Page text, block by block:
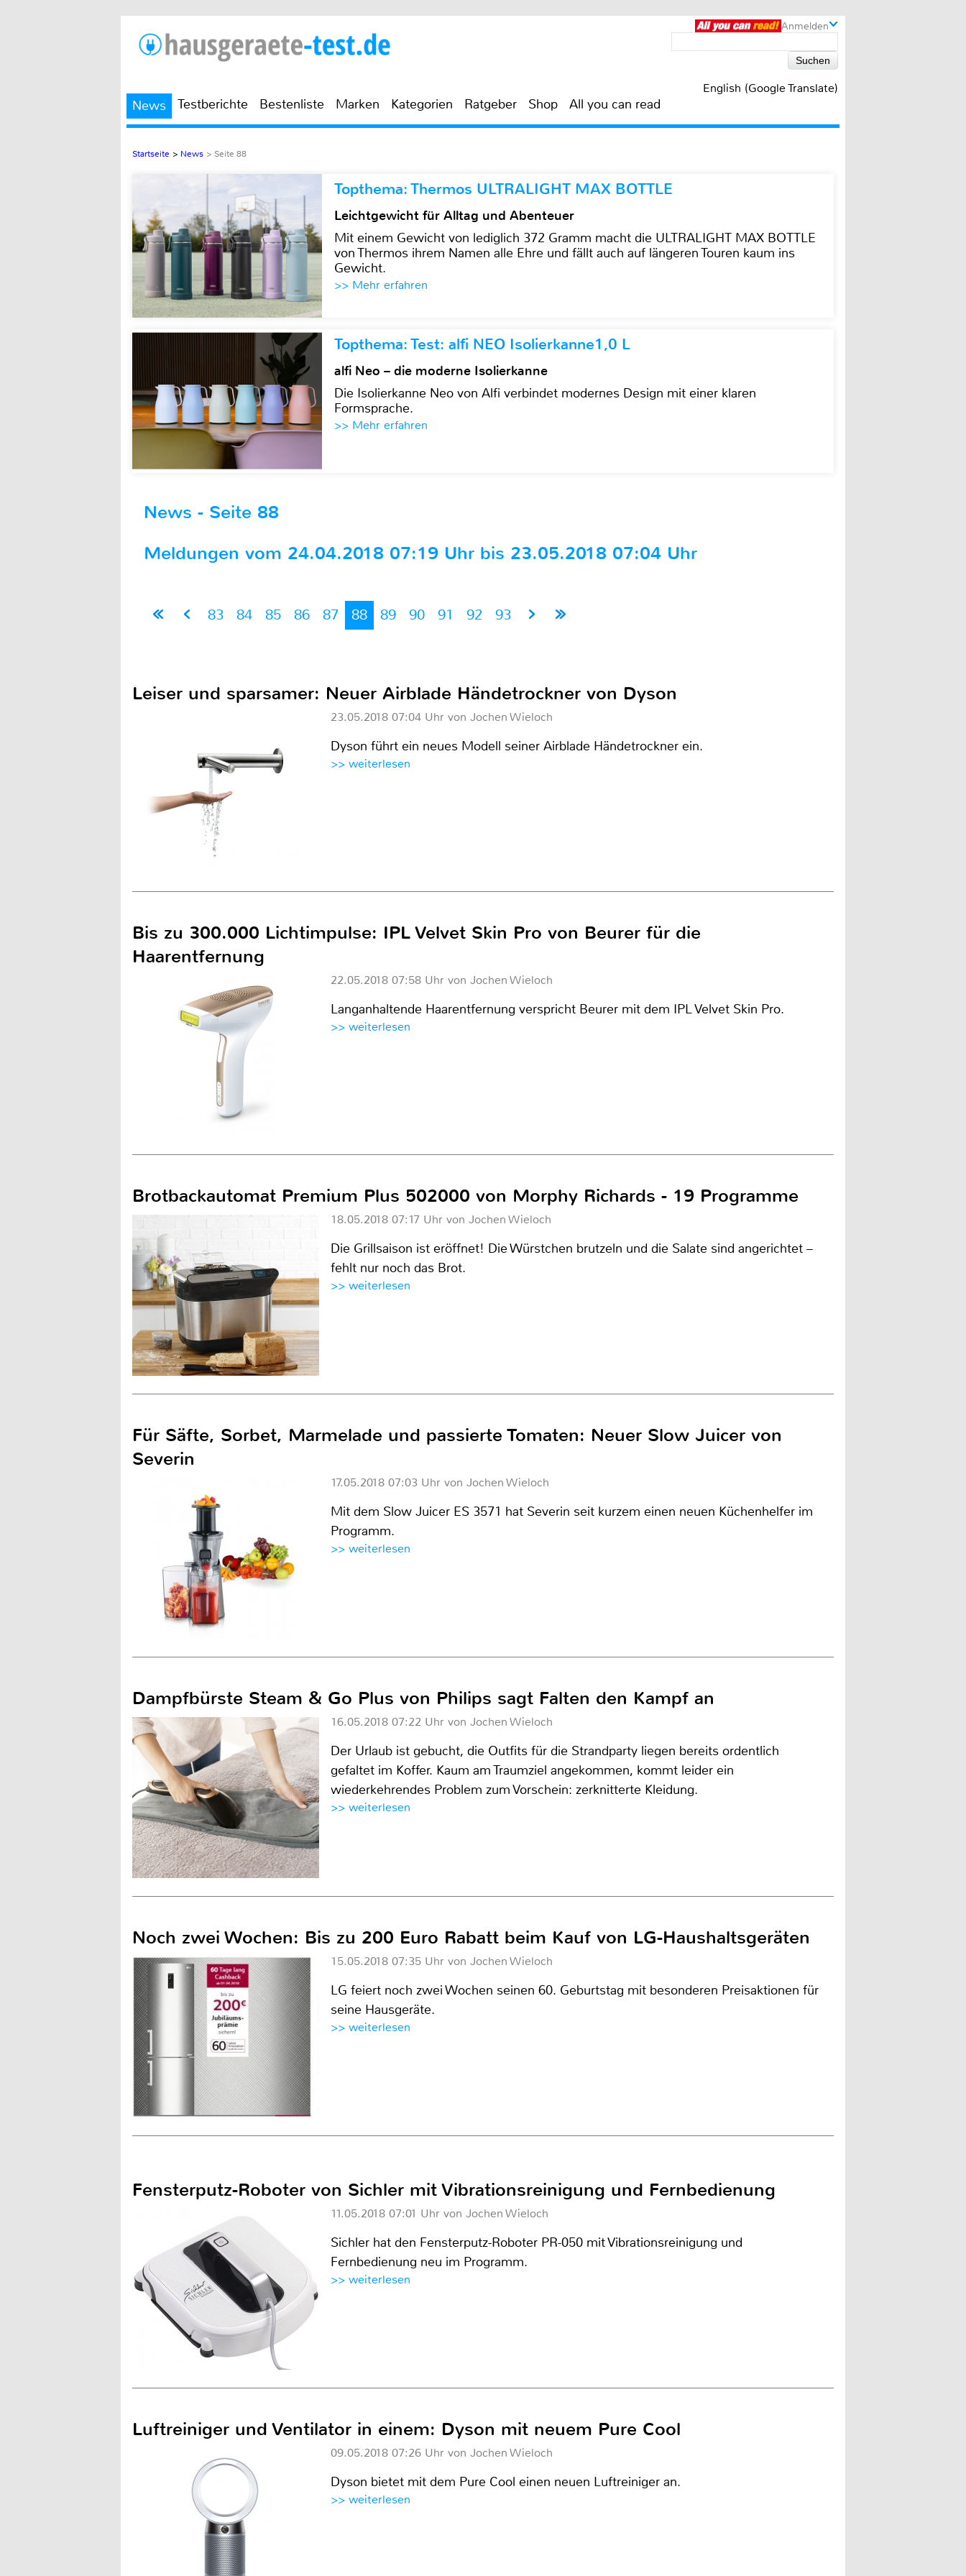
Anmelden
English (Google Translate)
News Testberichte Bestenliste Marken Kategorien Ratgeber Shop All you can read
Startseite > News > Seite 88
Topthema: Thermos ULTRALIGHT MAX BOTTLE
Leichtgewicht für Alltag und Abenteuer
Mit einem Gewicht von lediglich 372 Gramm macht die ULTRALIGHT MAX BOTTLE
von Thermos ihrem Namen alle Ehre und fällt auch auf längeren Touren kaum ins
Gewicht.
>> Mehr erfahren
Topthema: Test: alfi NEO Isolierkanne1,0 L
alfi Neo – die moderne Isolierkanne
Die Isolierkanne Neo von Alfi verbindet modernes Design mit einer klaren
Formsprache.
>> Mehr erfahren
News - Seite 88
Meldungen vom 24.04.2018 07:19 Uhr bis 23.05.2018 07:04 Uhr
83 84 85 86 87 88 89 90 91 92 93
Leiser und sparsamer: Neuer Airblade Händetrockner von Dyson
23.05.2018 07:04 Uhr von Jochen Wieloch
Dyson führt ein neues Modell seiner Airblade Händetrockner ein.
>> weiterlesen
Bis zu 300.000 Lichtimpulse: IPL Velvet Skin Pro von Beurer für die
Haarentfernung
22.05.2018 07:58 Uhr von Jochen Wieloch
Langanhaltende Haarentfernung verspricht Beurer mit dem IPL Velvet Skin Pro.
>> weiterlesen
Brotbackautomat Premium Plus 502000 von Morphy Richards - 19 Programme
18.05.2018 07:17 Uhr von Jochen Wieloch
Die Grillsaison ist eröffnet! Die Würstchen brutzeln und die Salate sind angerichtet –
fehlt nur noch das Brot.
>> weiterlesen
Für Säfte, Sorbet, Marmelade und passierte Tomaten: Neuer Slow Juicer von
Severin
17.05.2018 07:03 Uhr von Jochen Wieloch
Mit dem Slow Juicer ES 3571 hat Severin seit kurzem einen neuen Küchenhelfer im
Programm.
>> weiterlesen
Dampfbürste Steam & Go Plus von Philips sagt Falten den Kampf an
16.05.2018 07:22 Uhr von Jochen Wieloch
Der Urlaub ist gebucht, die Outfits für die Strandparty liegen bereits ordentlich
gefaltet im Koffer. Kaum am Traumziel angekommen, kommt leider ein
wiederkehrendes Problem zum Vorschein: zerknitterte Kleidung.
>> weiterlesen
Noch zwei Wochen: Bis zu 200 Euro Rabatt beim Kauf von LG-Haushaltsgeräten
15.05.2018 07:35 Uhr von Jochen Wieloch
LG feiert noch zwei Wochen seinen 60. Geburtstag mit besonderen Preisaktionen für
seine Hausgeräte.
>> weiterlesen
Fensterputz-Roboter von Sichler mit Vibrationsreinigung und Fernbedienung
11.05.2018 07:01 Uhr von Jochen Wieloch
Sichler hat den Fensterputz-Roboter PR-050 mit Vibrationsreinigung und
Fernbedienung neu im Programm.
>> weiterlesen
Luftreiniger und Ventilator in einem: Dyson mit neuem Pure Cool
09.05.2018 07:26 Uhr von Jochen Wieloch
Dyson bietet mit dem Pure Cool einen neuen Luftreiniger an.
>> weiterlesen